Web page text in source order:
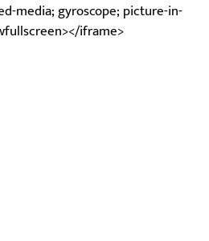
media; gyroscope; picture-in-
iframe>